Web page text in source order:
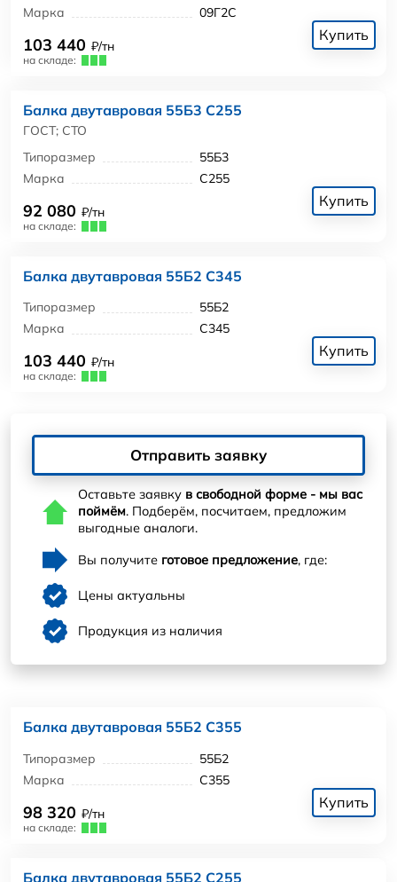
Марка
09Г2С
103 440 ₽/тн
на складе:
Купить
Балка двутавровая 55Б3 С255
ГОСТ; СТО
Типоразмер
55Б3
Марка
С255
92 080 ₽/тн
на складе:
Купить
Балка двутавровая 55Б2 С345
Типоразмер
55Б2
Марка
С345
103 440 ₽/тн
на складе:
Купить
Отправить заявку
Оставьте заявку в свободной форме - мы вас
поймём. Подберём, посчитаем, предложим
выгодные аналоги.
Вы получите готовое предложение, где:
Цены актуальны
Продукция из наличия
Балка двутавровая 55Б2 С355
Типоразмер
55Б2
Марка
С355
98 320 ₽/тн
на складе:
Купить
Балка двутавровая 55Б2 С255